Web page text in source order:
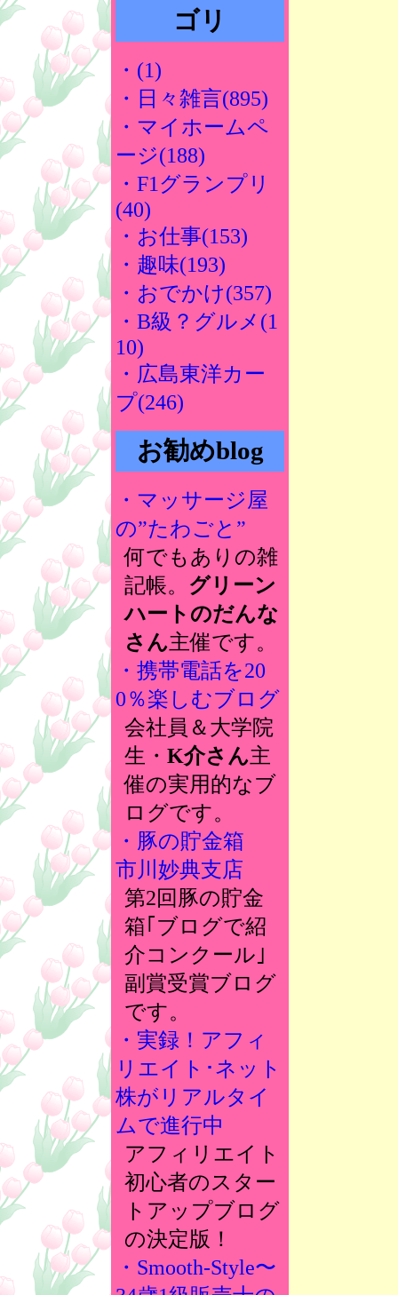
ゴリ
・(1)
・日々雑言(895)
・マイホームペ
ージ(188)
・F1グランプリ
(40)
・お仕事(153)
・趣味(193)
・おでかけ(357)
・B級？グルメ(1
10)
・広島東洋カー
プ(246)
お勧めblog
・マッサージ屋
の”たわごと”
何でもありの雑
記帳。 グリーン
ハートのだんな
さん主催です。
・携帯電話を20
0％楽しむブログ
会社員＆大学院
生・ K介さん主
催の実用的なブ
ログです。
・豚の貯金箱
市川妙典支店
第2回豚の貯金
箱｢ブログで紹
介コンクール｣
副賞受賞ブログ
です。
・実録！アフィ
リエイト･ネット
株がリアルタイ
ムで進行中
アフィリエイト
初心者のスター
トアップブログ
の決定版！
・Smooth-Style〜